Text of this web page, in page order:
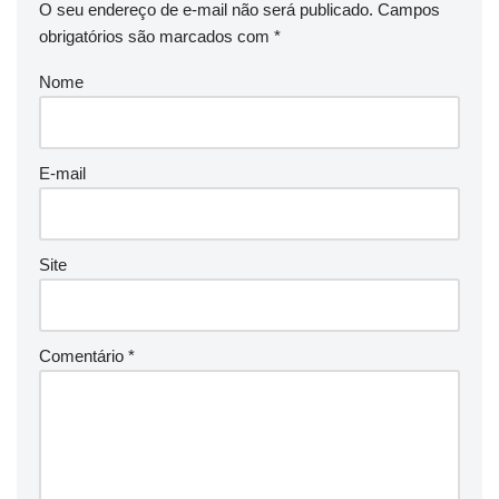
O seu endereço de e-mail não será publicado. Campos
obrigatórios são marcados com *
Nome
E-mail
Site
Comentário *